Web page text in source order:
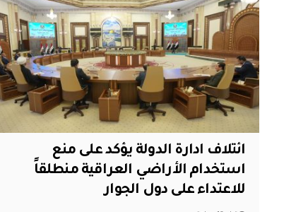
ائتلاف ادارة الدولة يؤكد على منع
استخدام الأراضي العراقية منطلقاً
للاعتداء على دول الجوار